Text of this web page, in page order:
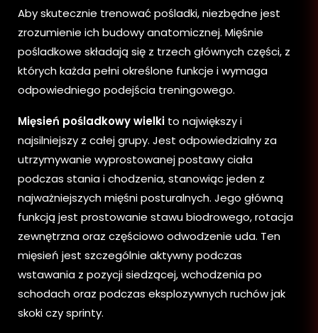
Aby skutecznie trenować pośladki, niezbędne jest
zrozumienie ich budowy anatomicznej. Mięśnie
pośladkowe składają się z trzech głównych części, z
których każda pełni określone funkcje i wymaga
odpowiedniego podejścia treningowego.
Mięsień pośladkowy wielki to największy i
najsilniejszy z całej grupy. Jest odpowiedzialny za
utrzymywanie wyprostowanej postawy ciała
podczas stania i chodzenia, stanowiąc jeden z
najważniejszych mięśni posturalnych. Jego główną
funkcją jest prostowanie stawu biodrowego, rotacja
zewnętrzna oraz częściowo odwodzenie uda. Ten
mięsień jest szczególnie aktywny podczas
wstawania z pozycji siedzącej, wchodzenia po
schodach oraz podczas eksplozywnych ruchów jak
skoki czy sprinty.